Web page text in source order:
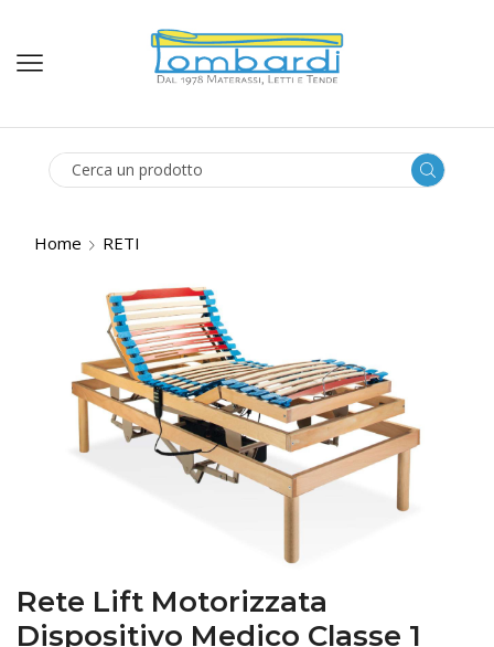
Home RETI
Rete Lift Motorizzata
Dispositivo Medico Classe 1